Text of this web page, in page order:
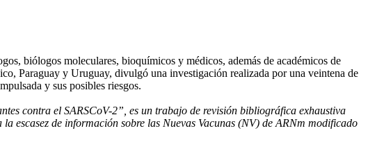
biólogos moleculares, bioquímicos y médicos, además de académicos de
Paraguay y Uruguay, divulgó una investigación realizada por una veintena de
y sus posibles riesgos.
contra el SARSCoV-2”, es un trabajo de revisión bibliográfica exhaustiva
escasez de información sobre las Nuevas Vacunas (NV) de ARNm modificado